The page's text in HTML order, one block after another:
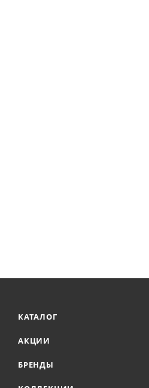
КАТАЛОГ
АКЦИИ
БРЕНДЫ